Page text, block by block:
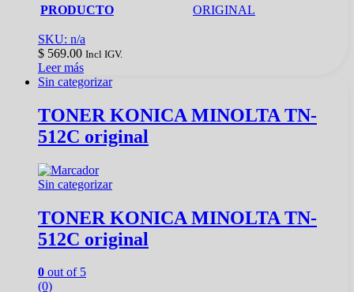
PRODUCTO
ORIGINAL
SKU: n/a
$ 569.00 Incl IGV.
Leer más
Sin categorizar
TONER KONICA MINOLTA TN-
512C original
Sin categorizar
TONER KONICA MINOLTA TN-
512C original
0 out of 5
(0)